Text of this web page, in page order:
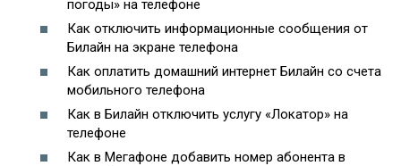
погоды» на телефоне
Как отключить информационные сообщения от
Билайн на экране телефона
Как оплатить домашний интернет Билайн со счета
мобильного телефона
Как в Билайн отключить услугу «Локатор» на
телефоне
Как в Мегафоне добавить номер абонента в